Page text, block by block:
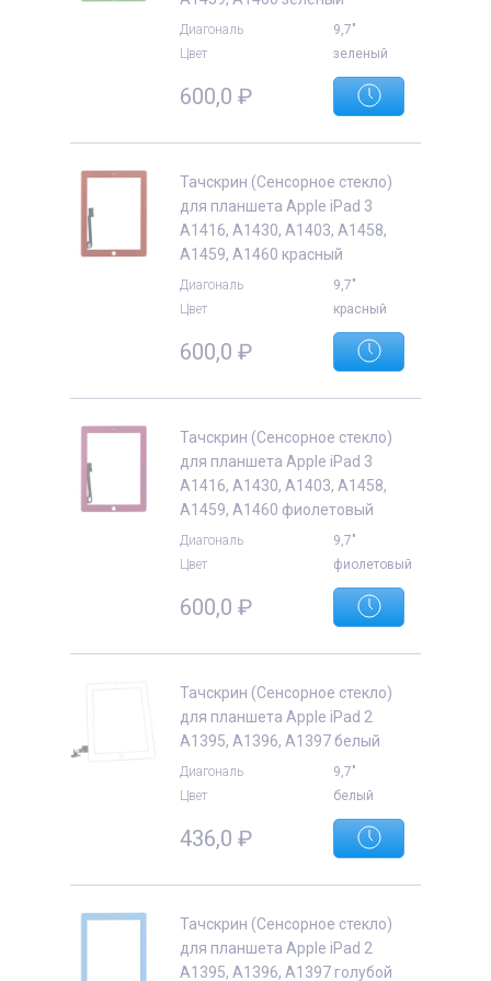
Диагональ
9,7"
Цвет
зеленый
600,0 ₽
Тачскрин (Сенсорное стекло)
для планшета Apple iPad 3
A1416, A1430, A1403, A1458,
A1459, A1460 красный
Диагональ
9,7"
Цвет
красный
600,0 ₽
Тачскрин (Сенсорное стекло)
для планшета Apple iPad 3
A1416, A1430, A1403, A1458,
A1459, A1460 фиолетовый
Диагональ
9,7"
Цвет
фиолетовый
600,0 ₽
Тачскрин (Сенсорное стекло)
для планшета Apple iPad 2
A1395, A1396, A1397 белый
Диагональ
9,7"
Цвет
белый
436,0 ₽
Тачскрин (Сенсорное стекло)
для планшета Apple iPad 2
A1395, A1396, A1397 голубой